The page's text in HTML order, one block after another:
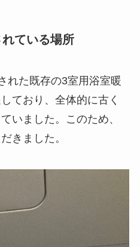
ている場所
れた既存の3室用浴室暖
ており、全体的に古く
いました。このため、
きました。